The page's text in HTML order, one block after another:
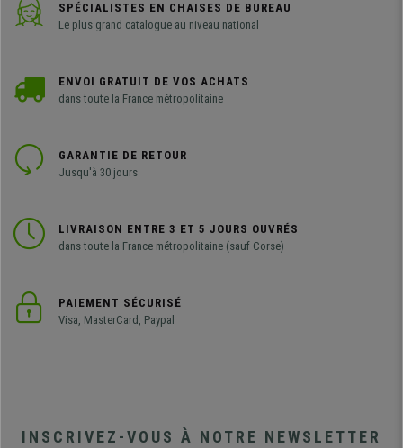
SPÉCIALISTES EN CHAISES DE BUREAU
Le plus grand catalogue au niveau national
ENVOI GRATUIT DE VOS ACHATS
dans toute la France métropolitaine
GARANTIE DE RETOUR
Jusqu'à 30 jours
LIVRAISON ENTRE 3 ET 5 JOURS OUVRÉS
dans toute la France métropolitaine (sauf Corse)
PAIEMENT SÉCURISÉ
Visa, MasterCard, Paypal
INSCRIVEZ-VOUS À NOTRE NEWSLETTER